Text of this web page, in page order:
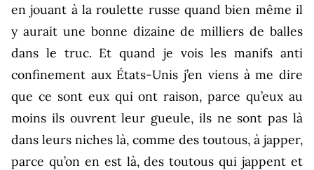
en jouant à la roulette russe quand bien même il
y aurait une bonne dizaine de milliers de balles
dans le truc. Et quand je vois les manifs anti
confinement aux États-Unis j’en viens à me dire
que ce sont eux qui ont raison, parce qu’eux au
moins ils ouvrent leur gueule, ils ne sont pas là
dans leurs niches là, comme des toutous, à japper,
parce qu’on en est là, des toutous qui jappent et